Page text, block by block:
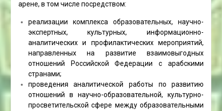
арене, в том числе посредством:
реализации комплекса образовательных, научно-
экспертных, культурных, информационно-
аналитических и профилактических мероприятий,
направленных на развитие взаимовыгодных
отношений Российской Федерации с арабскими
странами;
проведения аналитической работы по развитию
отношений в научно-образовательной, культурно-
просветительской сфере между образовательными